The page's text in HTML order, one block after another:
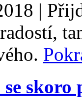
|
skoro